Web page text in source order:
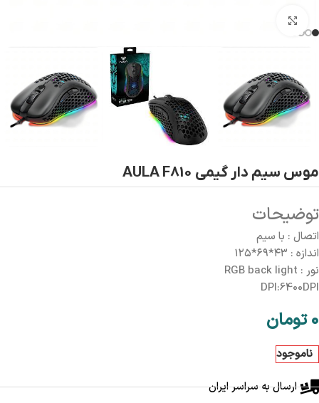
موس سیم دار گیمی AULA F810
توضیحات
اتصال : با سیم
اندازه : ۴۳*۶۹*۱۲۵
نور : RGB back light
DPI:6400DPI
0 تومان
ناموجود
ارسال به سراسر ایران